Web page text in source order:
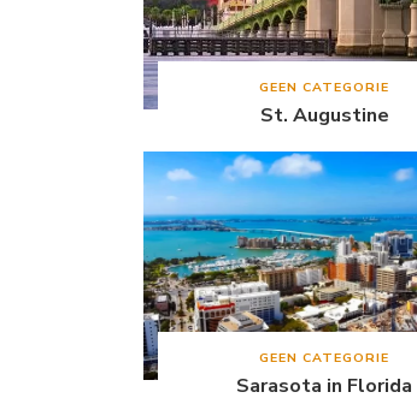
GEEN CATEGORIE
St. Augustine
GEEN CATEGORIE
Sarasota in Florida